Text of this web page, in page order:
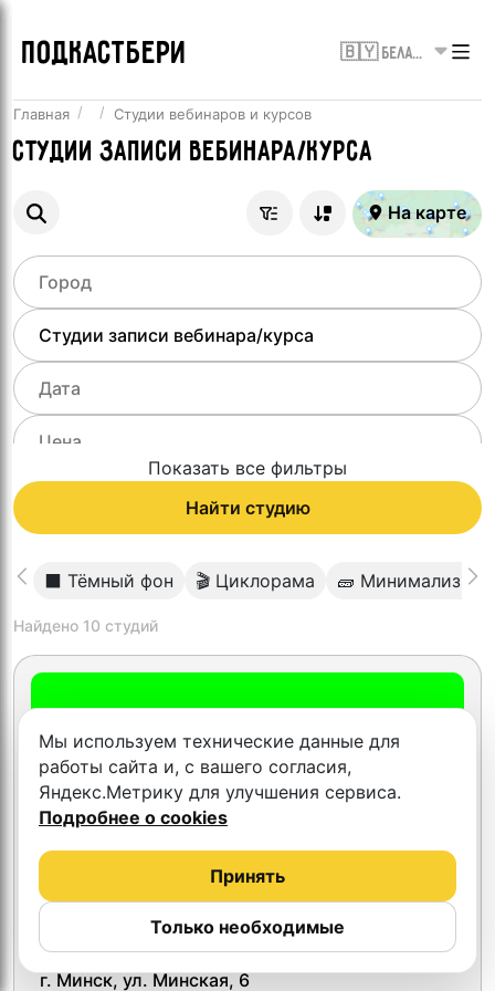
ПОДКАСТБЕРИ 🇧🇾 Беларусь
Главная Студии вебинаров и курсов
Студии записи вебинара/курса
На карте
Показать все фильтры
Найти студию
⬛️ Тёмный фон 🎬 Циклорама 🧱 Минимализм
Найдено 10 студий
Тест Минск
г. Минск, ул. Минская, 6
Мы используем технические данные для
работы сайта и, с вашего согласия,
Яндекс.Метрику для улучшения сервиса.
Подробнее о cookies
Только необходимые
Принять